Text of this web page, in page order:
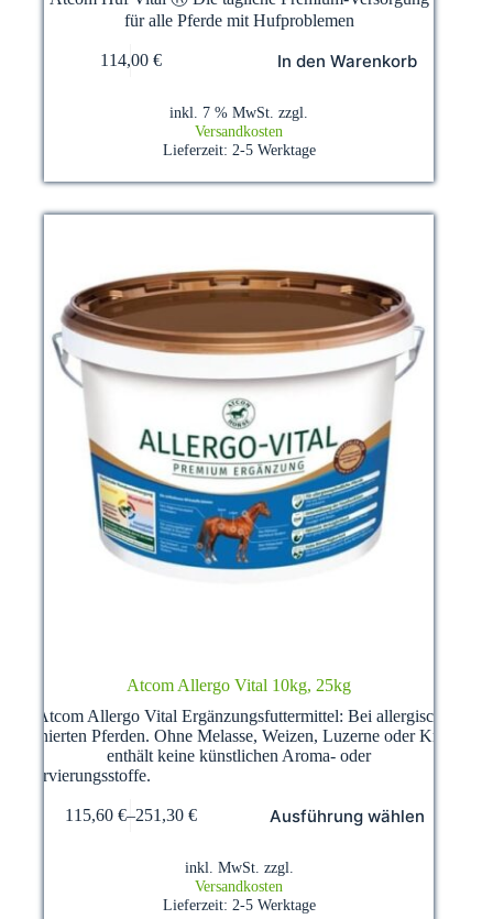
für alle Pferde mit Hufproblemen
114,00 € In den Warenkorb
inkl. 7 % MwSt. zzgl.
Versandkosten
Lieferzeit: 2-5 Werktage
Atcom Allergo Vital 10kg, 25kg
Atcom Allergo Vital Ergänzungsfuttermittel: Bei allergisch
disponierten Pferden. Ohne Melasse, Weizen, Luzerne oder Kräuter,
enthält keine künstlichen Aroma- oder
115,60 €–251,30 € Ausführung wählen
Produkt
inkl. MwSt. zzgl.
Versandkosten
Lieferzeit: 2-5 Werktage